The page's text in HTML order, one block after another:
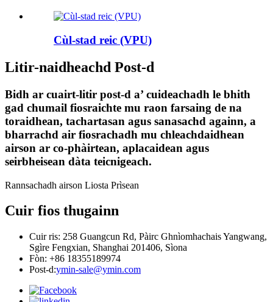
Cùl-stad reic (VPU)
Litir-naidheachd Post-d
Bidh ar cuairt-litir post-d a’ cuideachadh le bhith
gad chumail fiosraichte mu raon farsaing de na
toraidhean, tachartasan agus sanasachd againn, a
bharrachd air fiosrachadh mu chleachdaidhean
airson ar co-phàirtean, aplacaidean agus
seirbheisean dàta teicnigeach.
Rannsachadh airson Liosta Prìsean
Cuir fios thugainn
Cuir ris: 258 Guangcun Rd, Pàirc Ghnìomhachais Yangwang,
Sgìre Fengxian, Shanghai 201406, Sìona
Fòn: +86 18355189974
Post-d:ymin-sale@ymin.com